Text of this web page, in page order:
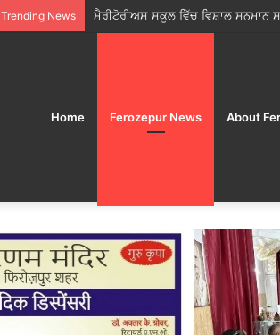
Trending News ਮੈਰੀਟੋਰੀਅਸ ਸਕੂਲ ਵਿੱਚ ਵਿਸ਼ਾਲ ਸਨਮਾਨ
Home Ferozepur News About